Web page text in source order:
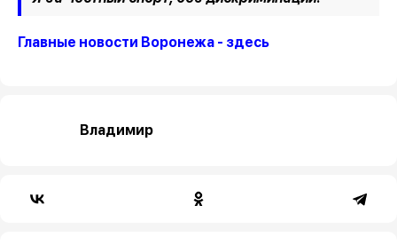
Главные новости Воронежа - здесь
Владимир